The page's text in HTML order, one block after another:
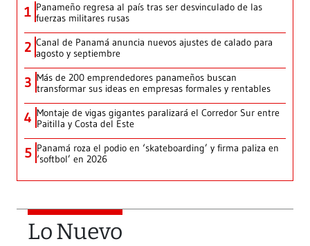
1 Panameño regresa al país tras ser desvinculado de las
fuerzas militares rusas
2 Canal de Panamá anuncia nuevos ajustes de calado para
agosto y septiembre
3 Más de 200 emprendedores panameños buscan
transformar sus ideas en empresas formales y rentables
4 Montaje de vigas gigantes paralizará el Corredor Sur entre
Paitilla y Costa del Este
5 Panamá roza el podio en ‘skateboarding’ y firma paliza en
‘softbol’ en 2026
Lo Nuevo